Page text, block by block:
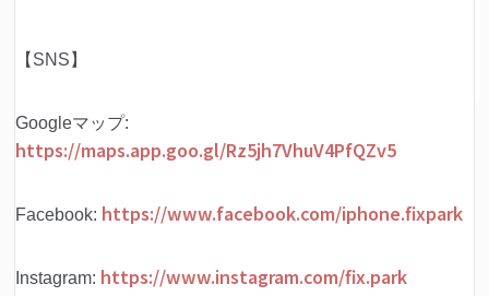
【SNS】
Googleマップ:
https://maps.app.goo.gl/Rz5jh7VhuV4PfQZv5
Facebook: https://www.facebook.com/iphone.fixpark
Instagram: https://www.instagram.com/fix.park